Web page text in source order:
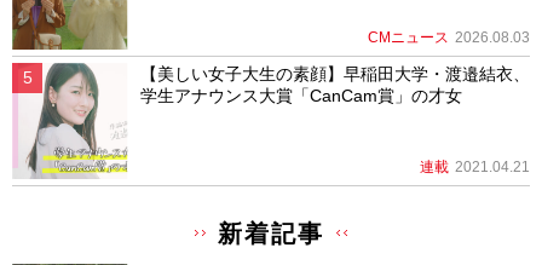
CMニュース 2026.08.03
【美しい女子大生の素顔】早稲田大学・渡邉結衣、
学生アナウンス大賞「CanCam賞」の才女
連載 2021.04.21
新着記事